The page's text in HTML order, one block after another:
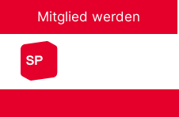
Mitglied werden